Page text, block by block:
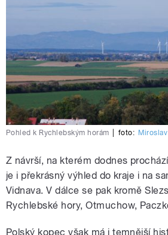
Pohled k Rychlebským horám foto:
Z návrší, na kterém dodnes
je i překrásný výhled do kraje i na
Vidnava. V dálce se pak kromě
Rychlebské hory, Otmuchow,
Polský kopec však má i temnější